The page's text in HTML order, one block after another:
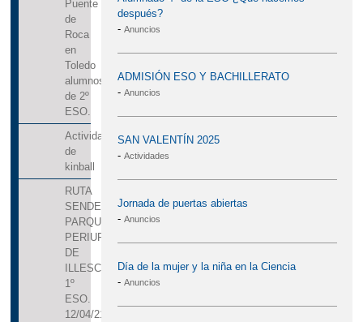
MATRICULACIÓN
FIRST LEGO LEAGUE. TOLEDO 11 DE
FONDO SOCIAL EUROPEO
SECCIONES BILINGÜES
Puente
de
Roca
en
Toledo
alumnos
de 2º
ESO.
Actividades
de
kinball
RUTA
SENDERISMO
PARQUE
PERIURBANO
DE
ILLESCAS.
1º
ESO.
12/04/21
después?
- Anuncios
ADMISIÓN ESO Y BACHILLERATO
- Anuncios
SAN VALENTÍN 2025
- Actividades
Jornada de puertas abiertas
- Anuncios
Día de la mujer y la niña en la Ciencia
- Anuncios